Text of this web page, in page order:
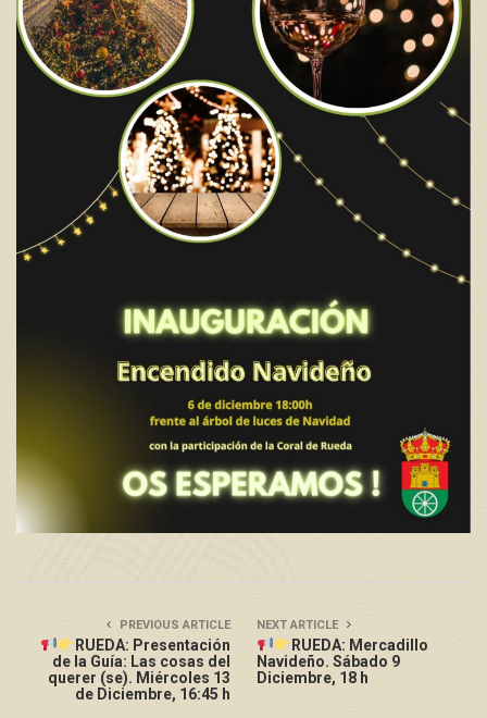
PREVIOUS ARTICLE
RUEDA: Presentación
de la Guía: Las cosas del
querer (se). Miércoles 13
de Diciembre, 16:45 h
NEXT ARTICLE
RUEDA: Mercadillo
Navideño. Sábado 9
Diciembre, 18 h